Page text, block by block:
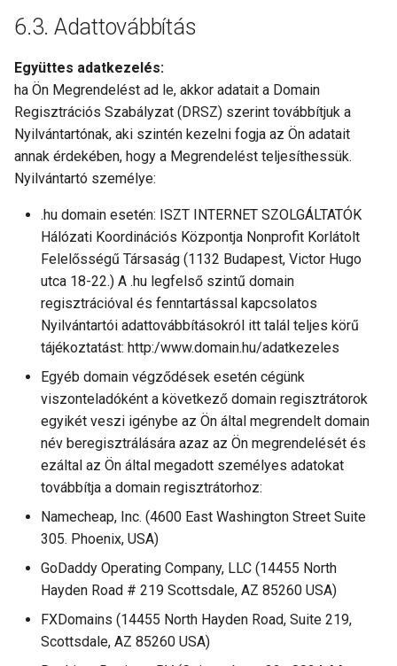
Adattovábbítás
Együttes adatkezelés:
ha Ön Megrendelést ad le, akkor adatait a Domain
Regisztrációs Szabályzat (DRSZ) szerint továbbítjuk a
Nyilvántartónak, aki szintén kezelni fogja az Ön adatait
annak érdekében, hogy a Megrendelést teljesíthessük.
Nyilvántartó személye:
.hu domain esetén: ISZT INTERNET SZOLGÁLTATÓK
Hálózati Koordinációs Központja Nonprofit Korlátolt
Felelősségű Társaság (1132 Budapest, Victor Hugo
utca 18-22.) A .hu legfelső szintű domain
regisztrációval és fenntartással kapcsolatos
Nyilvántartói adattovábbításokról itt talál teljes körű
tájékoztatást: http:/www.domain.hu/adatkezeles
Egyéb domain végződések esetén cégünk
viszonteladóként a következő domain regisztrátorok
egyikét veszi igénybe az Ön által megrendelt domain
név beregisztrálására azaz az Ön megrendelését és
ezáltal az Ön által megadott személyes adatokat
továbbítja a domain regisztrátorhoz:
Namecheap, Inc. (4600 East Washington Street Suite
305. Phoenix, USA)
GoDaddy Operating Company, LLC (14455 North
Hayden Road # 219 Scottsdale, AZ 85260 USA)
FXDomains (14455 North Hayden Road, Suite 219,
Scottsdale, AZ 85260 USA)